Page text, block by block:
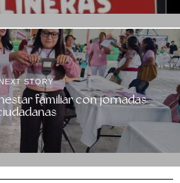
NEXT STORY
familiar con jornadas